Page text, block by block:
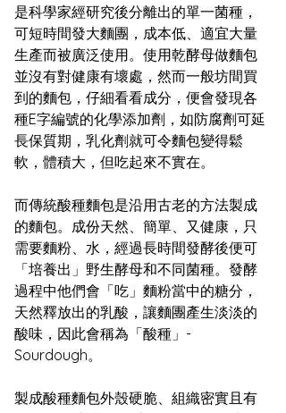
是科學家經研究後分離出的單一菌種，
可短時間發大麵團，成本低、適宜大量
生產而被廣泛使用。使用乾酵母做麵包
並沒有對健康有壞處，然而一般坊間買
到的麵包，仔細看看成分，便會發現各
種E字編號的化學添加劑，如防腐劑可延
長保質期，乳化劑就可令麵包變得鬆
軟，體積大，但吃起來不實在。
而傳統酸種麵包是沿用古老的方法製成
的麵包。成份天然、簡單、又健康，只
需要麵粉、水，經過長時間發酵後便可
「培養出」野生酵母和不同菌種。發酵
過程中他們會「吃」麵粉當中的糖分，
天然釋放出的乳酸，讓麵團產生淡淡的
酸味，因此會稱為「酸種」-
Sourdough。
製成酸種麵包外殼硬脆、組織密實且有